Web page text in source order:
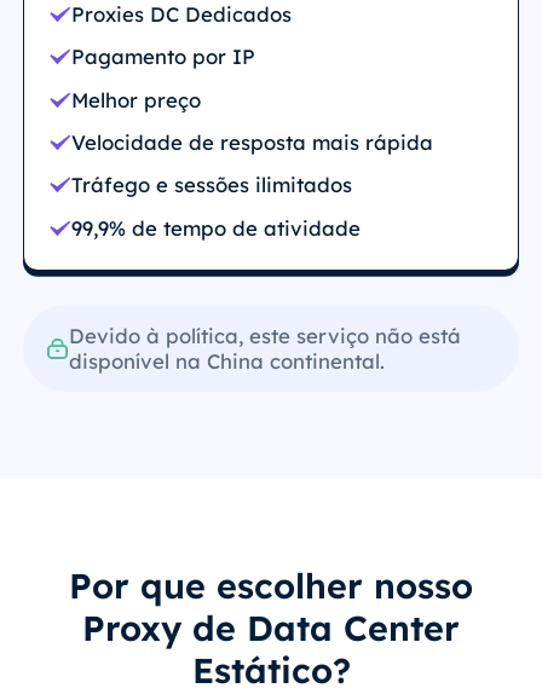
Proxies DC Dedicados
Pagamento por IP
Melhor preço
Velocidade de resposta mais rápida
Tráfego e sessões ilimitados
99,9% de tempo de atividade
Devido à política, este serviço não está
disponível na China continental.
Por que escolher nosso
Proxy de Data Center
Estático?